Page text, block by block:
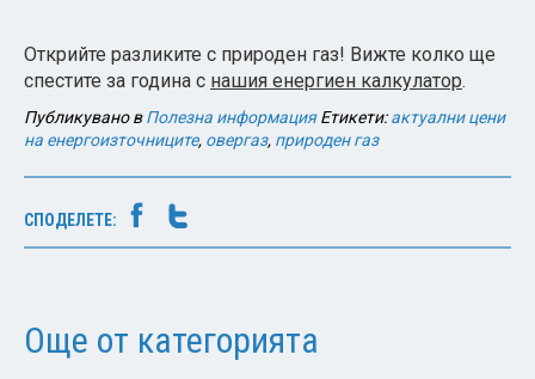
Открийте разликите с природен газ! Вижте колко ще
спестите за година с нашия енергиен калкулатор.
Публикувано вПолезна информация Етикети:актуални цени
на енергоизточниците, овергаз, природен газ
СПОДЕЛЕТЕ:
Още от категорията